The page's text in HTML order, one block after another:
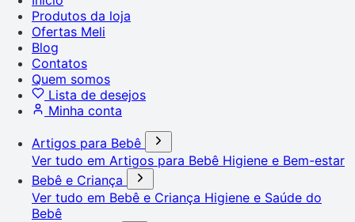
Produtos da loja
Ofertas Meli
Blog
Contatos
Quem somos
Lista de desejos
Minha conta
Artigos para Bebê
Ver tudo em Artigos para Bebê Higiene e Bem-estar
Bebê e Criança
Ver tudo em Bebê e Criança Higiene e Saúde do
Bebê